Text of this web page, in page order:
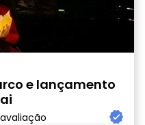
e lançamento